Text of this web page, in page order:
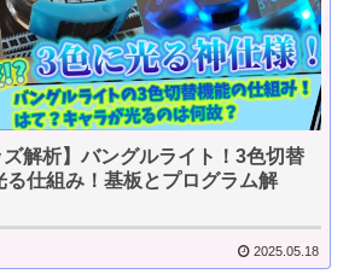
ズ解析】バングルライト！3色切替
る仕組み！基板とプログラム解
2025.05.18